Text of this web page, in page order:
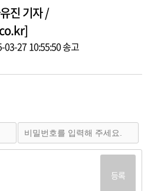
진 기자 /
03-27 10:55:50 송고
등록